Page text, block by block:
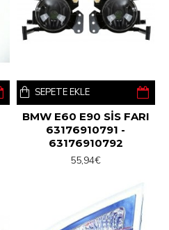
BMW E60 E90 SİS FARI
63176910791 -
63176910792
55,94€
SEPETE EKLE